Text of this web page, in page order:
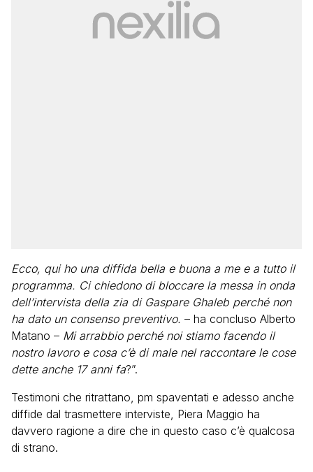
Ecco, qui ho una diffida bella e buona a me e a tutto il
programma. Ci chiedono di bloccare la messa in onda
dell’intervista della zia di Gaspare Ghaleb perché non
ha dato un consenso preventivo. – ha concluso Alberto
Matano – Mi arrabbio perché noi stiamo facendo il
nostro lavoro e cosa c’è di male nel raccontare le cose
dette anche 17 anni fa?”.
Testimoni che ritrattano, pm spaventati e adesso anche
diffide dal trasmettere interviste, Piera Maggio ha
davvero ragione a dire che in questo caso c’è qualcosa
di strano.